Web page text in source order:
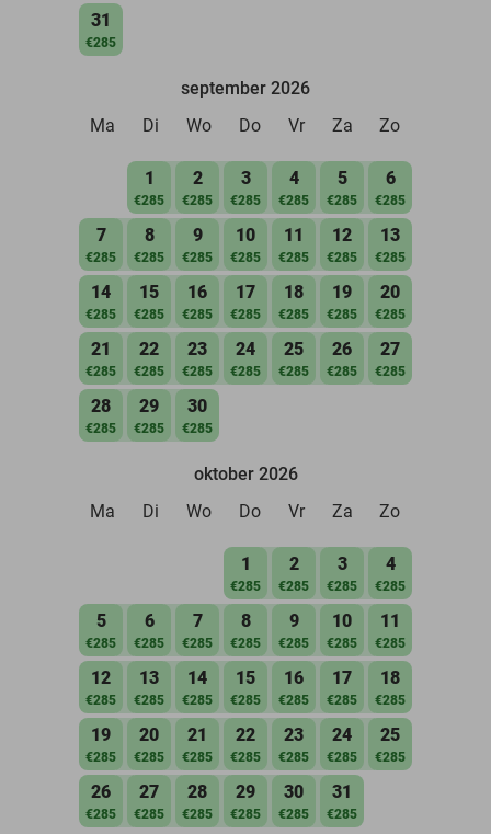
31
€285
september 2026
Ma
Di Wo Do Vr Za Zo
1
€285
2
€285
3
€285
4
€285
5
€285
6
€285
7
€285
8
€285
9
€285
10
€285
11
€285
12
€285
13
€285
14
€285
15
€285
16
€285
17
€285
18
€285
19
€285
20
€285
21
€285
22
€285
23
€285
24
€285
25
€285
26
€285
27
€285
28
€285
29
€285
30
€285
oktober 2026
Ma
Di Wo Do Vr Za Zo
1
€285
2
€285
3
€285
4
€285
5
€285
6
€285
7
€285
8
€285
9
€285
10
€285
11
€285
12
€285
13
€285
14
€285
15
€285
16
€285
17
€285
18
€285
19
€285
20
€285
21
€285
22
€285
23
€285
24
€285
25
€285
26
€285
27
€285
28
€285
29
€285
30
€285
31
€285